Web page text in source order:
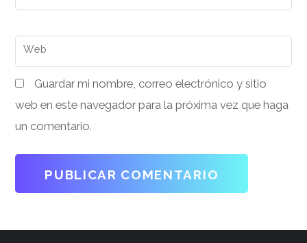
Web
Guardar mi nombre, correo electrónico y sitio
web en este navegador para la próxima vez que haga
un comentario.